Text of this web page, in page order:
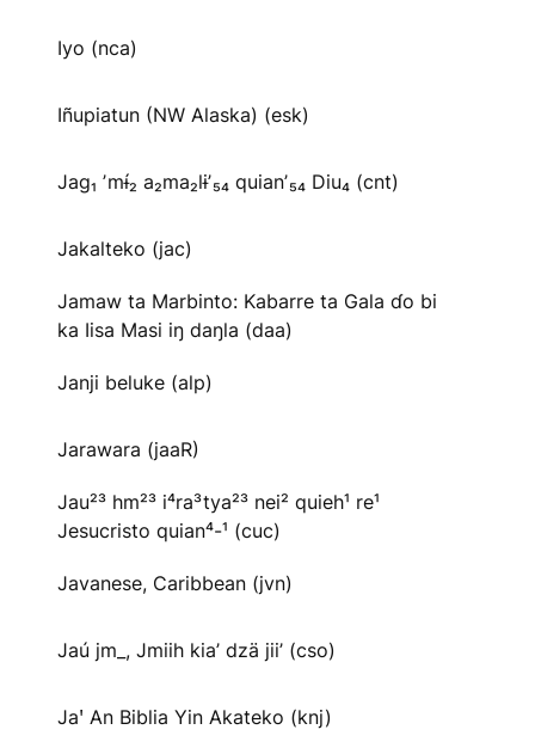
Iyo (nca)
Iñupiatun (NW Alaska) (esk)
Jag₁ ʼmɨ́₂ a₂ma₂lɨʼ₅₄ quianʼ₅₄ Diu₄ (cnt)
Jakalteko (jac)
Jamaw ta Marbinto: Kabarre ta Gala ɗo bi
ka Iisa Masi iŋ daŋla (daa)
Janji beluke (alp)
Jarawara (jaaR)
Jau²³ hm²³ i⁴ra³tya²³ nei² quieh¹ re¹
Jesucristo quian⁴-¹ (cuc)
Javanese, Caribbean (jvn)
Jaú jm_, Jmiih kia’ dzä jii’ (cso)
Jaꞌ An Biblia Yin Akateko (knj)